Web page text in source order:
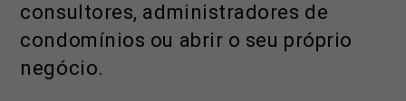
consultores, administradores de
condomínios ou abrir o seu próprio
negócio.